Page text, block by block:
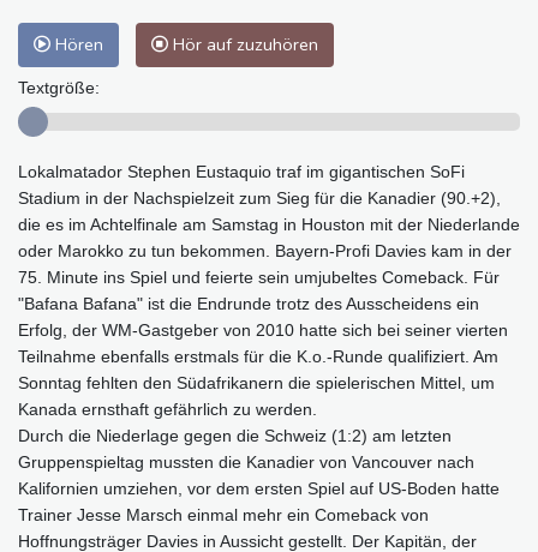
Hören Hör auf zuzuhören
Textgröße:
Lokalmatador Stephen Eustaquio traf im gigantischen SoFi
Stadium in der Nachspielzeit zum Sieg für die Kanadier (90.+2),
die es im Achtelfinale am Samstag in Houston mit der Niederlande
oder Marokko zu tun bekommen. Bayern-Profi Davies kam in der
75. Minute ins Spiel und feierte sein umjubeltes Comeback. Für
"Bafana Bafana" ist die Endrunde trotz des Ausscheidens ein
Erfolg, der WM-Gastgeber von 2010 hatte sich bei seiner vierten
Teilnahme ebenfalls erstmals für die K.o.-Runde qualifiziert. Am
Sonntag fehlten den Südafrikanern die spielerischen Mittel, um
Kanada ernsthaft gefährlich zu werden.
Durch die Niederlage gegen die Schweiz (1:2) am letzten
Gruppenspieltag mussten die Kanadier von Vancouver nach
Kalifornien umziehen, vor dem ersten Spiel auf US-Boden hatte
Trainer Jesse Marsch einmal mehr ein Comeback von
Hoffnungsträger Davies in Aussicht gestellt. Der Kapitän, der